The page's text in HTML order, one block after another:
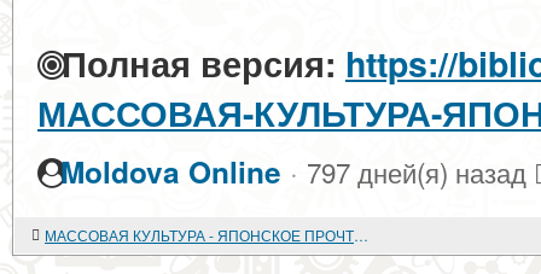
Полная версия: https://
МАССОВАЯ-КУЛЬТУРА-
Moldova Online · 797 дней(я) назад
МАССОВАЯ КУЛЬТУРА - ЯПОНСКОЕ ПРОЧТЕНИЕ